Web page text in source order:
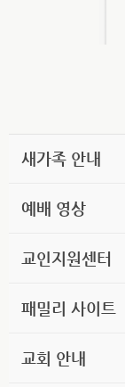
새가족 안내
예배 영상
교인지원센터
패밀리 사이트
교회 안내